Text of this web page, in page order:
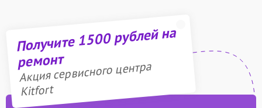
Получите 1500 рублей на
ремонт
Акция сервисного центра
Kitfort